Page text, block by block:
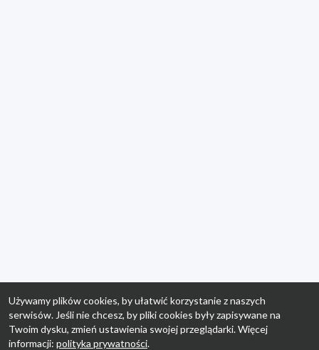
Używamy plików cookies, by ułatwić korzystanie z naszych
serwisów. Jeśli nie chcesz, by pliki cookies były zapisywane na
Twoim dysku, zmień ustawienia swojej przeglądarki. Więcej
informacji: polityka prywatności.